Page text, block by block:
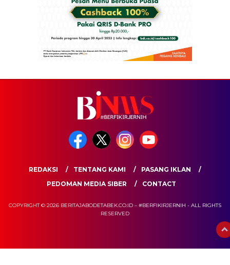
REDAKSI TENTANG KAMI
PASANG IKLAN
PEDOMAN MEDIA SIBER
CONTACT
COPYRIGHT © 2026 BERITAJABODETABEK.CO.ID – #BERFIKIRJERNIH - ALL RIGHTS
RESERVED